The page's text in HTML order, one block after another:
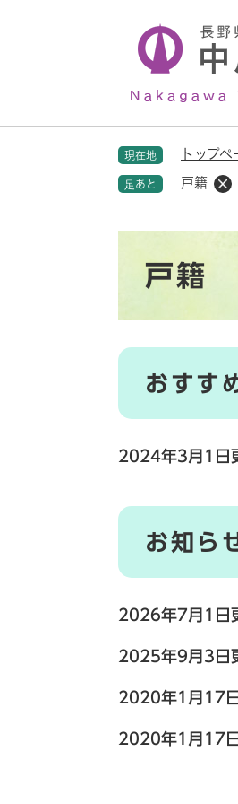
現在地 トップペ
足あと 戸籍
戸籍
おすす
2024年3月1日
お知ら
2026年7月1日
2025年9月3日
2020年1月17
2020年1月17